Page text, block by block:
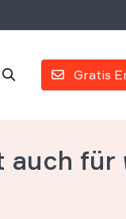
Gratis
auch für